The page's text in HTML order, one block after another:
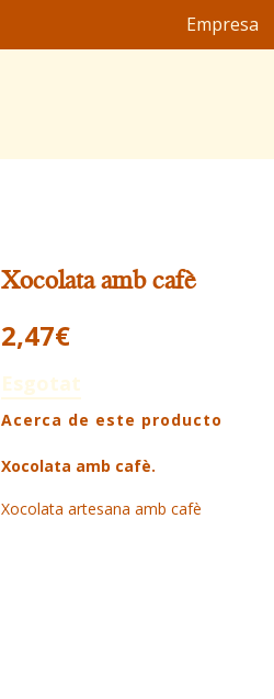
Empresa
Xocolata amb cafè
2,47€
Esgotat
Acerca de este producto
Xocolata amb cafè.
Xocolata artesana amb cafè